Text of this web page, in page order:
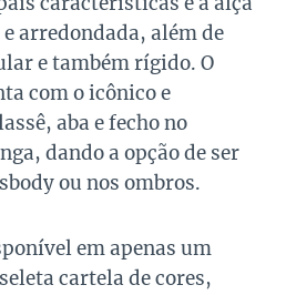
arredondada, além de
e também rígido. O
com o icônico e
aba e fecho no
dando a opção de ser
ou nos ombros.
em apenas um
cartela de cores,